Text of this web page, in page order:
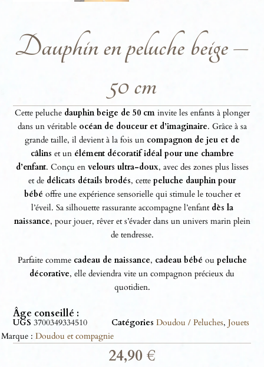
Dauphin en peluche beige –
50 cm
Cette peluche dauphin beige de 50 cminvite les enfants à plonger
dans un véritable océan de douceur et d’imaginaire. Grâce à sa
grande taille, il devient à la fois un compagnon de jeu et de
câlins et un élément décoratif idéal pour une chambre
d’enfant. Conçu en velours ultra-doux, avec des zones plus lisses
et de délicats détails brodés, cette peluche dauphin pour
bébé offre une expérience sensorielle qui stimule le toucher et
l’éveil. Sa silhouette rassurante accompagne l’enfant dès la
naissance, pour jouer, rêver et s’évader dans un univers marin plein
de tendresse.
Parfaite comme cadeau de naissance, cadeau bébé ou peluche
décorative, elle deviendra vite un compagnon précieux du
quotidien.
Âge conseillé :
UGS3700349334510 Catégories Doudou / Peluches,Jouets
Marque : Doudou et compagnie
24,90 €